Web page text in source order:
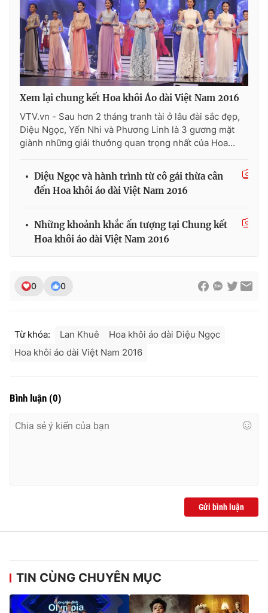
THỜI BÁO VTV
Theo dõi báo trên
Cơ quan chủ quản:
Đài Truyền hình Việt Nam
Giấy phép hoạt động báo in và báo điện tử số 483/GP-BTTTT
cấp ngày 29/12/2023
Phó Tổng Biên tập:Nguyễn Thị Mỹ Hạnh, Phạm Quốc Thắng,
Nguyễn Trọng Ninh
Ðiện thoại Thời báo VTV:
Email:toasoan@vtv.vn
Xem lại chung kết Hoa khôi Áo dài Việt Nam 2016
VTV.vn - Sau hơn 2 tháng tranh tài ở lâu đài sắc đẹp,
Diệu Ngọc, Yến Nhi và Phương Linh là 3 gương mặt
giành những giải thưởng quan trọng nhất của Hoa...
Diệu Ngọc và hành trình từ cô gái thừa cân
đến Hoa khôi áo dài Việt Nam 2016
Những khoảnh khắc ấn tượng tại Chung kết
Hoa khôi áo dài Việt Nam 2016
0 0
Từ khóa: Lan Khuê
Hoa khôi áo dài Diệu Ngọc
Hoa khôi áo dài Việt Nam 2016
Bình luận (0)
Gửi bình luận
TIN CÙNG CHUYÊN MỤC